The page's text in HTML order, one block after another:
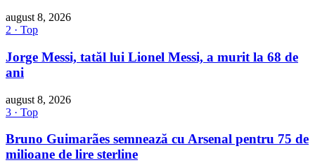
august 8, 2026
2 · Top
Jorge Messi, tatăl lui Lionel Messi, a murit la 68 de
ani
august 8, 2026
3 · Top
Bruno Guimarães semnează cu Arsenal pentru 75 de
milioane de lire sterline